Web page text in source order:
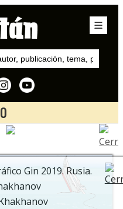
Atentos a sus pantallas
Gin 2019. Rusia.